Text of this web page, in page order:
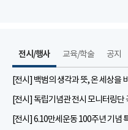
전시/행사
[전시] 백범의 생각과 뜻, 온 세상을
[전시] 독립기념관 전시 모니터링단
교육/학술 공지